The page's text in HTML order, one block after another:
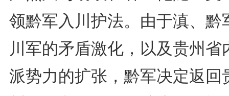
领黔军入川护法。由于滇、黔
川军的矛盾激化，以及贵州省
派势力的扩张，黔军决定返回